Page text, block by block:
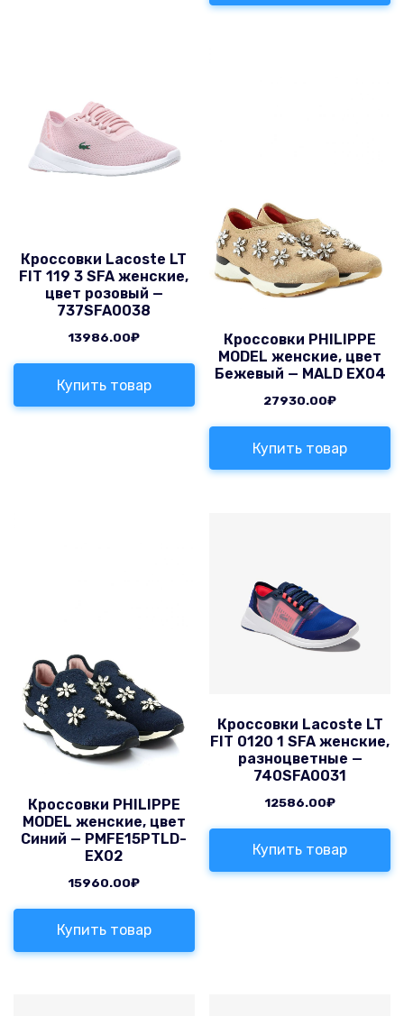
Кроссовки Lacoste LT
FIT 119 3 SFA женские,
цвет розовый —
737SFA0038
13986.00₽
Купить товар
Кроссовки PHILIPPE
MODEL женские, цвет
Бежевый — MALD EX04
27930.00₽
Купить товар
Кроссовки PHILIPPE
MODEL женские, цвет
Синий — PMFE15PTLD-
EX02
15960.00₽
Купить товар
Кроссовки Lacoste LT
FIT 0120 1 SFA женские,
разноцветные —
740SFA0031
12586.00₽
Купить товар